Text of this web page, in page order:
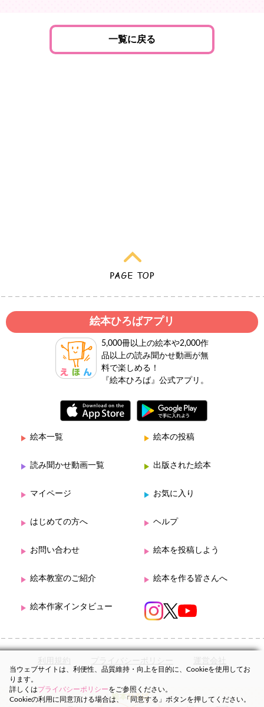
一覧に戻る
絵本ひろばアプリ
5,000冊以上の絵本や2,000作
品以上の読み聞かせ動画が無
料で楽しめる！
『絵本ひろば』公式アプリ。
絵本一覧 絵本の投稿
読み聞かせ動画一覧 出版された絵本
マイページ お気に入り
はじめての方へ ヘルプ
お問い合わせ 絵本を投稿しよう
絵本教室のご紹介 絵本を作る皆さんへ
絵本作家インタビュー
利用規約 プライバシーポリシー 運営会社
当ウェブサイトは、利便性、品質維持・向上を目的に、Cookieを使用してお
ります。
詳しくはプライバシーポリシーをご参照ください。
Cookieの利用に同意頂ける場合は、「同意する」ボタンを押してください。